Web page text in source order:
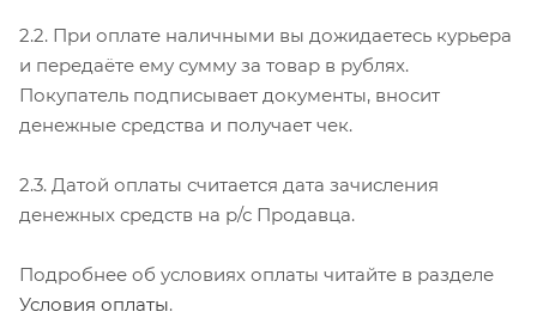
2.2. При оплате наличными вы дожидаетесь курьера
и передаёте ему сумму за товар в рублях.
Покупатель подписывает документы, вносит
денежные средства и получает чек.
2.3. Датой оплаты считается дата зачисления
денежных средств на р/с Продавца.
Подробнее об условиях оплаты читайте в разделе
Условия оплаты.